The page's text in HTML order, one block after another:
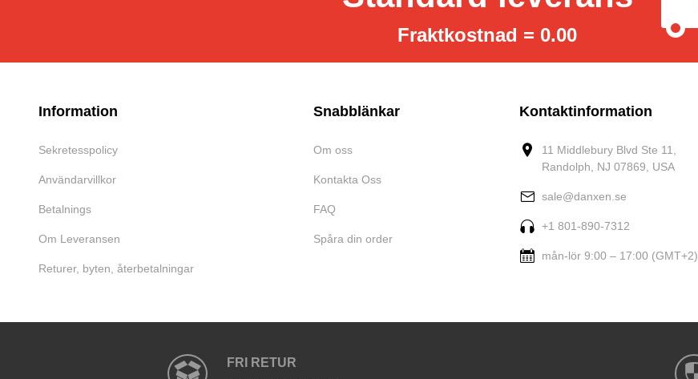
Fraktkostnad = 0.00
Information
Sekretesspolicy
Användarvillkor
Betalnings
Om Leveransen
Returer, byten, återbetalningar
Snabblänkar
Om oss
Kontakta Oss
FAQ
Spåra din order
Kontaktinformation
11 Middlebury Blvd Ste 11,
Randolph, NJ 07869, USA
sale@danxen.se
+1 801-890-7312
mån-lör 9:00 – 17:00 (GMT+2).
FRI RETUR